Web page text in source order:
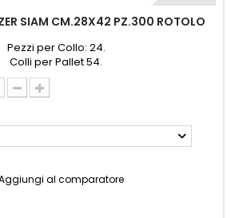
SIAM CM.28X42 PZ.300 ROTOLO
Pezzi per Collo: 24.
Colli per Pallet 54.
al comparatore